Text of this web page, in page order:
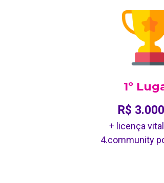
1º
R$
+ licença
4.community